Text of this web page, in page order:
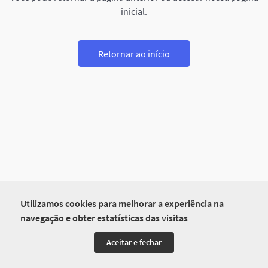
Utilizamos cookies para melhorar a experiência na
navegação e obter estatísticas das visitas
Aceitar e fechar
inicial.
Retornar ao início